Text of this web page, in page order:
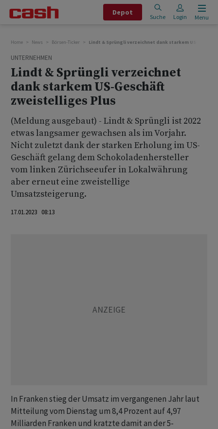
Depot
Suche Login Menu
Home News Börsen-Ticker Lindt & Sprüngli verzeichnet dank starkem US-
UNTERNEHMEN
Lindt & Sprüngli verzeichnet
dank starkem US-Geschäft
zweistelliges Plus
(Meldung ausgebaut) - Lindt & Sprüngli ist 2022
etwas langsamer gewachsen als im Vorjahr.
Nicht zuletzt dank der starken Erholung im US-
Geschäft gelang dem Schokoladenhersteller
vom linken Zürichseeufer in Lokalwährung
aber erneut eine zweistellige
Umsatzsteigerung.
17.01.2023 08:13
In Franken stieg der Umsatz im vergangenen Jahr laut
Mitteilung vom Dienstag um 8,4 Prozent auf 4,97
Milliarden Franken und kratzte damit an der 5-